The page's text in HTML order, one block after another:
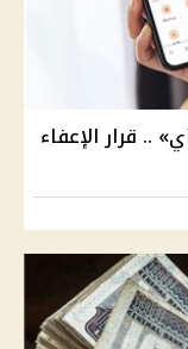
.. قرار الإعفاء